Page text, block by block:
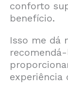
conforto
benefício.
Isso me dá
experiência